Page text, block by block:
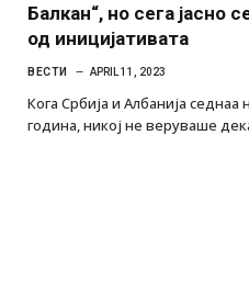
Балкан“, но сега јасно
од иницијативата
ВЕСТИ APRIL 11, 2023
Кога Србија и Албанија
година, никој не веруваше